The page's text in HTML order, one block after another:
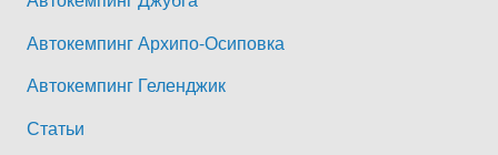
Автокемпинг Архипо-Осиповка
Автокемпинг Геленджик
Статьи